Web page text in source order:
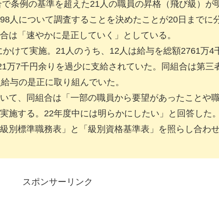
条例の基準を超えた21人の職員の昇格（飛び級）が
人について調査することを決めたことが20日までに
は「速やかに是正していく」としている。
けて実施。21人のうち、12人は給与を総額2761万4
万7千円余りを過少に支給されていた。同組合は第三
与の是正に取り組んでいた。
、同組合は「一部の職員から要望があったことや
施する。22年度中には明らかにしたい」と回答した
標準職務表」と「級別資格基準表」を照らし合わ
スポンサーリンク